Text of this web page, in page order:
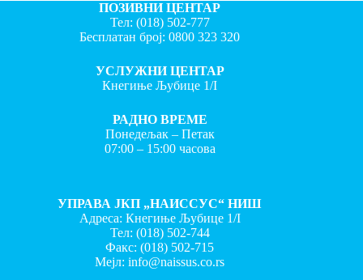
ПОЗИВНИ ЦЕНТАР
Тел: (018) 502-777
Бесплатан број:0800 323 320
УСЛУЖНИ ЦЕНТАР
Кнегиње Љубице 1/I
РАДНО ВРЕМЕ
Понедељак – Петак
07:00 – 15:00 часова
УПРАВА ЈКП „НАИССУС“ НИШ
Адреса: Кнегиње Љубице 1/I
Тел: (018) 502-744
Факс:(018) 502-715
Мејл:info@naissus.co.rs